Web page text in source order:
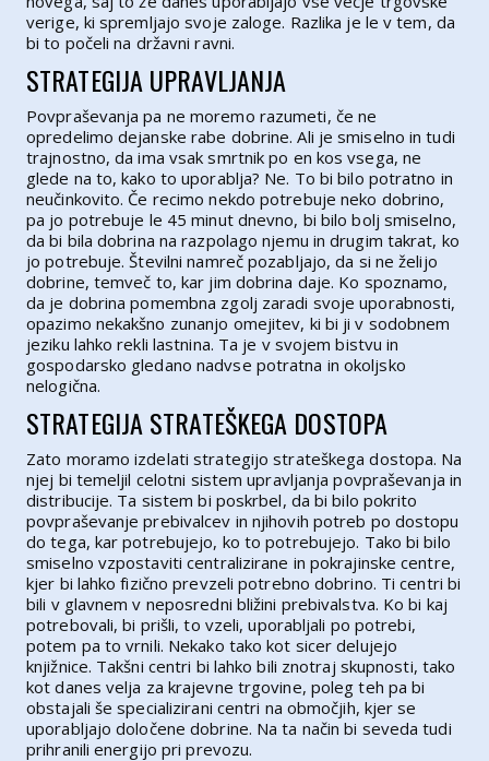
verige, ki spremljajo svoje zaloge. Razlika je le v tem, da
bi to počeli na državni ravni.
STRATEGIJA UPRAVLJANJA
Povpraševanja pa ne moremo razumeti, če ne
opredelimo dejanske rabe dobrine. Ali je smiselno in tudi
trajnostno, da ima vsak smrtnik po en kos vsega, ne
glede na to, kako to uporablja? Ne. To bi bilo potratno in
neučinkovito. Če recimo nekdo potrebuje neko dobrino,
pa jo potrebuje le 45 minut dnevno, bi bilo bolj smiselno,
da bi bila dobrina na razpolago njemu in drugim takrat, ko
jo potrebuje. Številni namreč pozabljajo, da si ne želijo
dobrine, temveč to, kar jim dobrina daje. Ko spoznamo,
da je dobrina pomembna zgolj zaradi svoje uporabnosti,
opazimo nekakšno zunanjo omejitev, ki bi ji v sodobnem
jeziku lahko rekli lastnina. Ta je v svojem bistvu in
gospodarsko gledano nadvse potratna in okoljsko
nelogična.
STRATEGIJA STRATEŠKEGA DOSTOPA
Zato moramo izdelati strategijo strateškega dostopa. Na
njej bi temeljil celotni sistem upravljanja povpraševanja in
distribucije. Ta sistem bi poskrbel, da bi bilo pokrito
povpraševanje prebivalcev in njihovih potreb po dostopu
do tega, kar potrebujejo, ko to potrebujejo. Tako bi bilo
smiselno vzpostaviti centralizirane in pokrajinske centre,
kjer bi lahko fizično prevzeli potrebno dobrino. Ti centri bi
bili v glavnem v neposredni bližini prebivalstva. Ko bi kaj
potrebovali, bi prišli, to vzeli, uporabljali po potrebi,
potem pa to vrnili. Nekako tako kot sicer delujejo
knjižnice. Takšni centri bi lahko bili znotraj skupnosti, tako
kot danes velja za krajevne trgovine, poleg teh pa bi
obstajali še specializirani centri na območjih, kjer se
uporabljajo določene dobrine. Na ta način bi seveda tudi
prihranili energijo pri prevozu.